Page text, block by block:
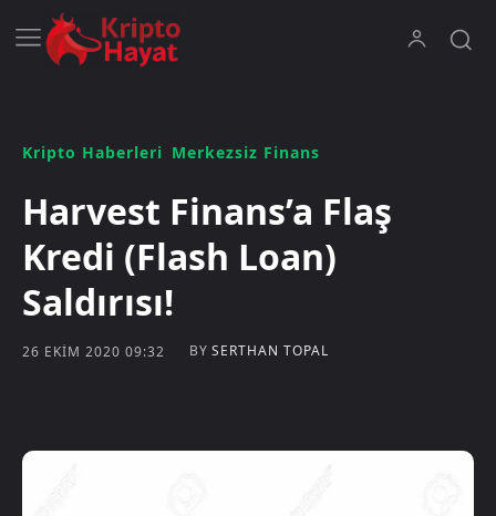
Kripto Haberleri Merkezsiz Finans
Harvest Finans’a Flaş
Kredi (Flash Loan)
Saldırısı!
26 EKIM 2020 09:32 BY SERTHAN TOPAL